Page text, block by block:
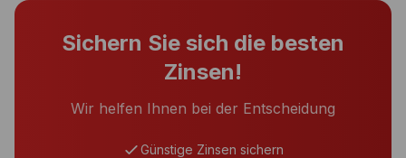
Sichern Sie sich die besten
Zinsen!
Wir helfen Ihnen bei der Entscheidung
Günstige Zinsen sichern